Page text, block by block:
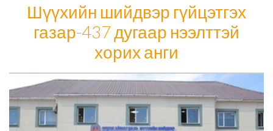
Шүүхийн шийдвэр гүйцэтгэх
газар-437 дугаар нээлттэй
хорих анги
Шүүхийн шийдвэр гүйцэтгэх газар-437
дугаар нээлттэй хорих анги